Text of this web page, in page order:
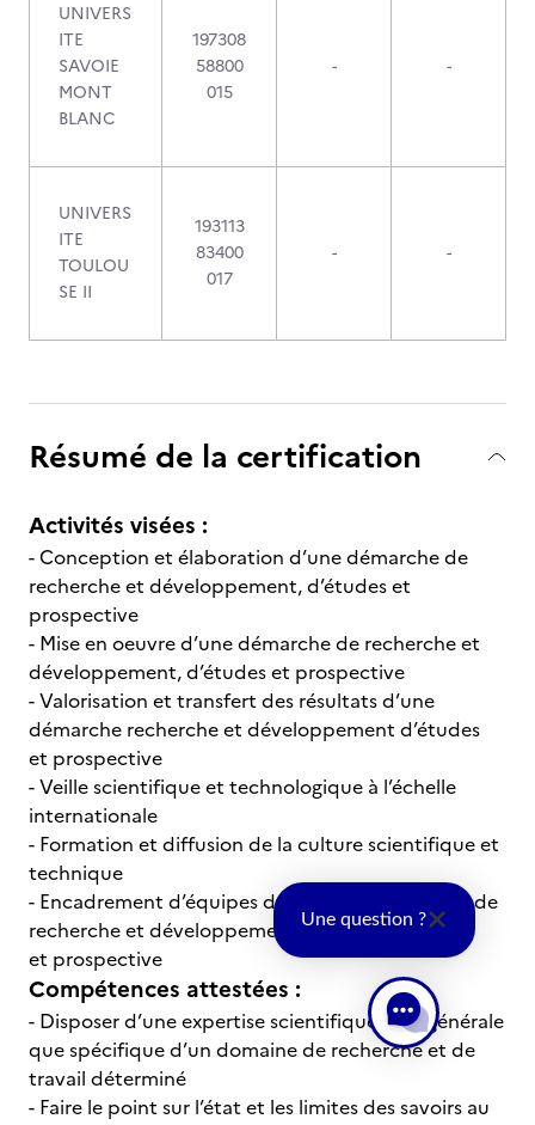
UNIVERS
ITE
SAVOIE
MONT
BLANC
197308
58800
015
- -
UNIVERS
ITE
TOULOU
SE II
193113
83400
017
- -
Résumé de la certification
Activités visées :
- Conception et élaboration d’une démarche de
recherche et développement, d’études et
prospective
- Mise en oeuvre d’une démarche de recherche et
développement, d’études et prospective
- Valorisation et transfert des résultats d’une
démarche recherche et développement d’études
et prospective
- Veille scientifique et technologique à l’échelle
internationale
- Formation et diffusion de la culture scientifique et
technique
- Encadrement d’équipes dédiées à des activités de
recherche et développement, d’études
et prospective
Compétences attestées :
- Disposer d’une expertise scientifique tant générale
que spécifique d’un domaine de recherche et de
travail déterminé
- Faire le point sur l’état et les limites des savoirs au
Une question ?